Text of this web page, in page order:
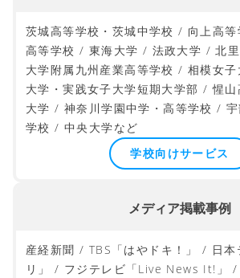
茨城高等学校・茨城中学校 / 向上高
高等学校 / 東海大学 / 法政大学 / 北
大学附属九州産業高等学校 / 相模女
大学・実践女子大学短期大学部 / 惺
大学 / 神奈川学園中学・高等学校 /
学校 / 中央大学など
学校向けサービス
メディア掲載事例
産経新聞 / TBS「はやドキ！」 / 日本
リ」 / フジテレビ「Live News It!」